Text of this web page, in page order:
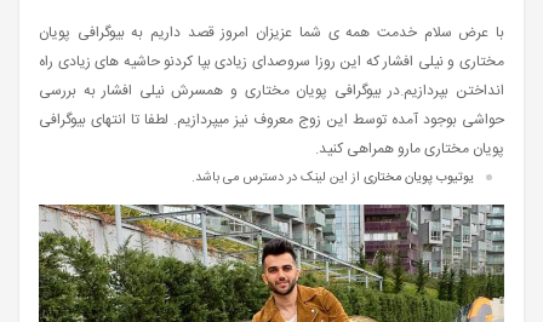
با عرض سلام خدمت همه ی شما عزیزان امروز قصد داریم به بیوگرافی پویان
مختاری و نیلی افشار که این روزا سروصدای زیادی بپا کردنو حاشیه های زیادی راه
انداختن بپردازیم.در بیوگرافی پویان مختاری و همسرش نیلی افشار به بررسی
حواشی بوجود آمده توسط این زوج معروف نیز میپردازیم. لطفا تا انتهای بیوگرافی
پویان مختاری مارو همراهی کنید.
یوتیوب پویان مختاری از این لینک در دسترس می باشد.